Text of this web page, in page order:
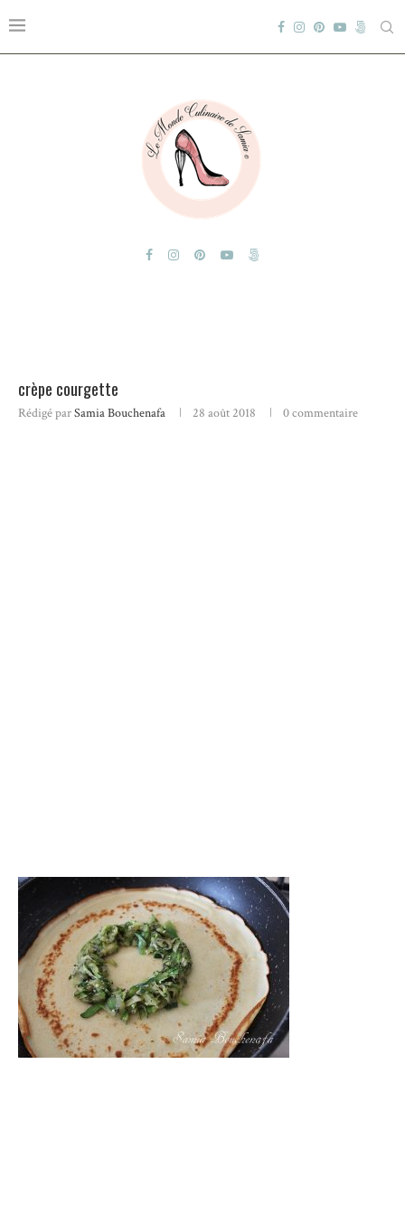
crèpe courgette
Rédigé parSamia Bouchenafa 28 août 2018 0 commentaire